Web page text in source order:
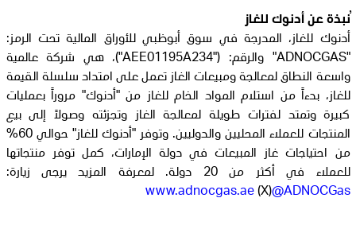
نبذة عن أدنوك للغاز
أدنوك للغاز، المدرجة في سوق أبوظبي للأوراق المالية تحت الرمز:
"ADNOCGAS" والرقم: ("AEE01195A234")، هي شركة عالمية
واسعة النطاق لمعالجة ومبيعات الغاز تعمل على امتداد سلسلة القيمة
للغاز، بدءاً من استلام المواد الخام للغاز من "أدنوك" مروراً بعمليات
كبيرة وتمتد لفترات طويلة لمعالجة الغاز وتجزئته وصولاً إلى بيع
المنتجات للعملاء المحليين والدوليين. وتوفر "أدنوك للغاز" حوالي 60%
من احتياجات غاز المبيعات في دولة الإمارات، كمل توفر منتجاتها
للعملاء في أكثر من 20 دولة. لمعرفة المزيد يرجى زيارة:
www.adnocgas.ae (X)@ADNOCGas